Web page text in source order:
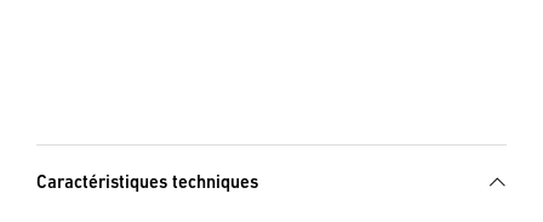
Caractéristiques techniques